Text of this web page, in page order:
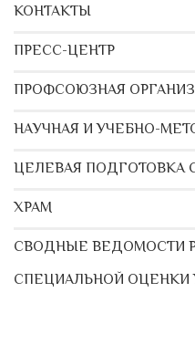
КОНТАКТЫ
ПРЕСС-ЦЕНТР
ПРОФСОЮЗНАЯ
НАУЧНАЯ И УЧЕБНО-
ЦЕЛЕВАЯ ПОДГОТОВКА
ХРАМ
СВОДНЫЕ ВЕДОМОСТИ
СПЕЦИАЛЬНОЙ ОЦЕНКИ